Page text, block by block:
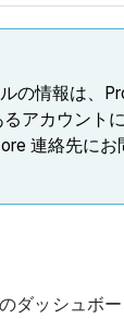
の情報は、
アカウント
連絡先にお
ダッシュボ